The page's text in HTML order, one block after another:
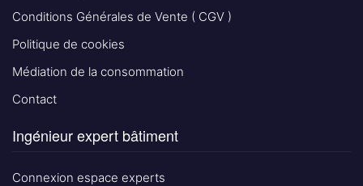
Conditions Générales de Vente ( CGV )
Politique de cookies
Médiation de la consommation
Contact
Ingénieur expert bâtiment
Connexion espace experts